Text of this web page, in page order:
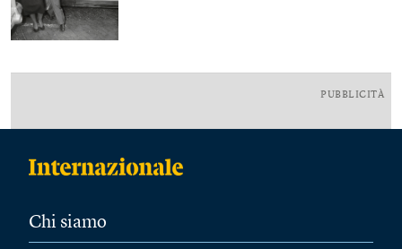
PUBBLICITÀ
Chi siamo